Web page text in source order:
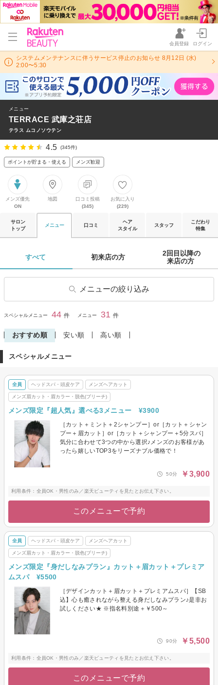
会員登録 ログイン
システムメンテナンスに伴うサービス停止のお知らせ 8月12日 (水)
2:00〜5:30
メニュー
TERRACE 武庫之荘店
テラス ムコノソウテン
4.5 (345件)
ポイントが貯まる・使える メンズ歓迎
メンズ優先
ON
地図
口コミ投稿
(345)
お気に入り
(229)
サロン
トップ
メニュー 口コミ
ヘア
スタイル
スタッフ
こだわり
特集
すべて 初来店の方
2回目以降の
来店の方
メニューの絞り込み
ヘアマニキュア
デジタルパーマ
ヘッドスパ・頭皮ケア ヘアセット
その他(ヘア)
メンズ縮毛矯正
脱色(ブリーチ)
閉じる
スペシャルメニュー 44 件 メニュー 31 件
おすすめ順 安い順 高い順
スペシャルメニュー
全員 ヘッドスパ・頭皮ケア メンズヘアカット
メンズ眉カット・眉カラー・脱色(ブリーチ)
メンズ限定『超人気』選べる3メニュー ¥3900
［カット＋ミント＋2シャンプー］or［カット＋シャン
プー＋眉カット］or［カット＋シャンプー＋5分スパ］
気分に合わせて3つの中から選択♪メンズのお客様があ
ったら嬉しいTOP3をリーズナブル価格で！
50分 ￥3,900
利用条件：全員OK・男性のみ／楽天ビューティを見たとお伝え下さい。
このメニューで予約
全員 ヘッドスパ・頭皮ケア メンズヘアカット
メンズ眉カット・眉カラー・脱色(ブリーチ)
メンズ限定『身だしなみプラン』カット＋眉カット＋プレミア
ムスパ ¥5500
［デザインカット＋眉カット＋プレミアムスパ］【SB
込】心も癒されながら整える身だしなみプラン♪是非お
試しください★ ※指名料別途＋￥500～
90分 ￥5,500
利用条件：全員OK・男性のみ／楽天ビューティを見たとお伝え下さい。
このメニューで予約